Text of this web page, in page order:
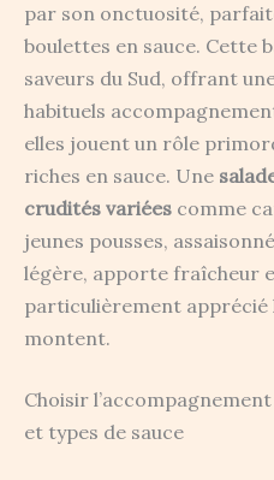
par son onctuosité,
boulettes en sauce. Cette
saveurs du Sud, offrant
habituels
elles jouent un rôle
riches en sauce. Une
crudités variées comme
jeunes pousses,
légère, apporte fraîcheur
particulièrement
montent.
Choisir
et types de sauce